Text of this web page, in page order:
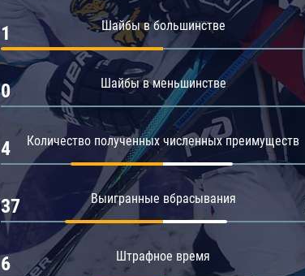
Салават Юлаев
Сибирь
Шайбы в большинстве
1
Шайбы в меньшинстве
0
Количество полученных численных преимуществ
4
Выигранные вбрасывания
37
Штрафное время
6